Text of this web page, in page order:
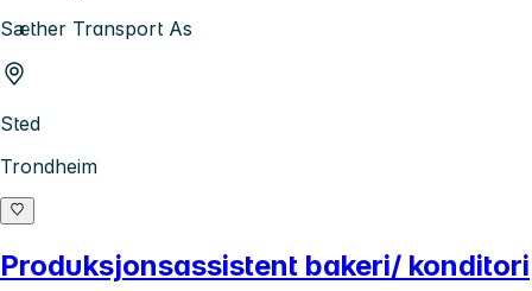
Sæther Transport As
Sted
Trondheim
Produksjonsassistent bakeri/ konditori